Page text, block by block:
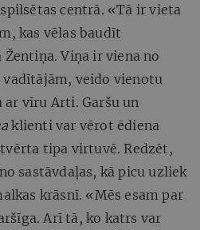
centrā. «Tā ir vieta
kas vēlas baudīt
Viņa ir viena no
veido vienotu
ar vīru Arti. Garšu un
klienti var vērot ēdiena
tipa virtuvē. Redzēt,
sastāvdaļas, kā picu uzliek
krāsnī. «Mēs esam par
Arī tā, ko katrs var